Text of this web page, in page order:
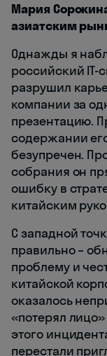
Мария
азиатским
Однажды я
российский IT-
разрушил
компании за
презентацию.
содержании
безупречен.
собрания он
ошибку в
китайским
С западной
правильно –
проблему и
китайской
оказалось
«потерял
этого
перестали